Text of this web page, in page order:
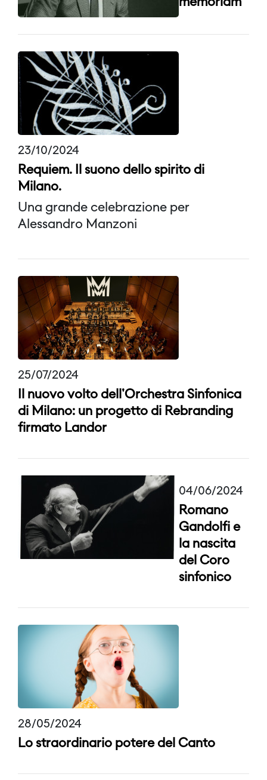
memoriam
23/10/2024
Requiem. Il suono dello spirito di
Milano.
Una grande celebrazione per
Alessandro Manzoni
25/07/2024
Il nuovo volto dell'Orchestra Sinfonica
di Milano: un progetto di Rebranding
firmato Landor
04/06/2024
Romano
Gandolfi e
la nascita
del Coro
sinfonico
28/05/2024
Lo straordinario potere del Canto